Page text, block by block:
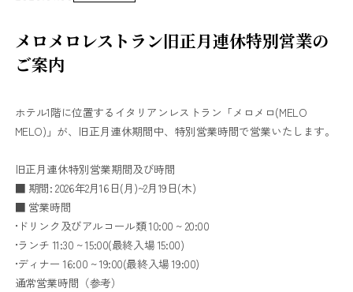
メロメロレストラン旧正月連休特別営業の
ご案内
ホテル1階に位置するイタリアンレストラン「メロメロ(MELO
MELO)」が、旧正月連休期間中、特別営業時間で営業いたします。
旧正月連休特別営業期間及び時間
■ 期間: 2026年2月16日(月)~2月19日(木)
■ 営業時間
•ドリンク及びアルコール類 10:00 ~ 20:00
•ランチ 11:30 ~ 15:00(最終入場 15:00)
•ディナー 16:00 ~ 19:00(最終入場 19:00)
通常営業時間（参考）